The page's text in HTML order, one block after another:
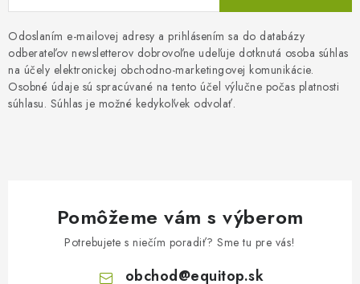
Odoslaním e-mailovej adresy a prihlásením sa do databázy
odberateľov newsletterov dobrovoľne udeľuje dotknutá osoba súhlas
na účely elektronickej obchodno-marketingovej komunikácie.
Osobné údaje sú spracúvané na tento účel výlučne počas platnosti
súhlasu. Súhlas je možné kedykoľvek odvolať.
Pomôžeme vám s výberom
Potrebujete s niečím poradiť? Sme tu pre vás!
obchod@equitop.sk